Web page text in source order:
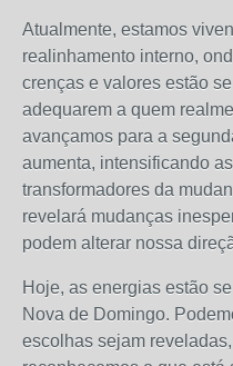
Atualmente, estamos
realinhamento interno,
crenças e valores estão
adequarem a quem
avançamos para a
aumenta, intensificando
transformadores da
revelará mudanças
podem alterar nossa
Hoje, as energias estão
Nova de Domingo.
escolhas sejam